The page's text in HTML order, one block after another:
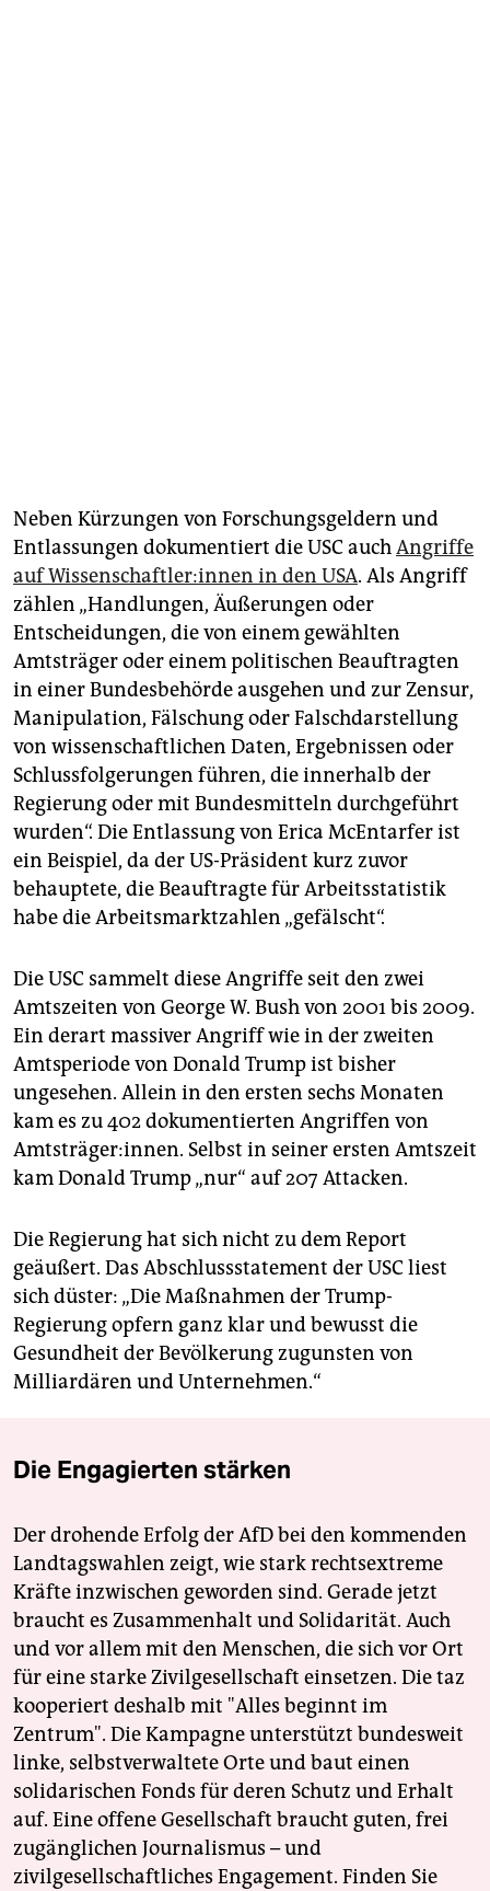
Neben Kürzungen von Forschungsgeldern und
Entlassungen dokumentiert die USC auchAngriffe
auf Wis­sen­schaft­le­r:in­nen in den USA. Als Angriff
zählen „Handlungen, Äußerungen oder
Entscheidungen, die von einem gewählten
Amtsträger oder einem politischen Beauftragten
in einer Bundesbehörde ausgehen und zur Zensur,
Manipulation, Fälschung oder Falschdarstellung
von wissenschaftlichen Daten, Ergebnissen oder
Schlussfolgerungen führen, die innerhalb der
Regierung oder mit Bundesmitteln durchgeführt
wurden“. Die Entlassung von Erica McEntarfer ist
ein Beispiel, da der US-Präsident kurz zuvor
behauptete, die Beauftragte für Arbeitsstatistik
habe die Arbeitsmarktzahlen „gefälscht“.
Die USC sammelt diese Angriffe seit den zwei
Amtszeiten von George W. Bush von 2001 bis 2009.
Ein derart massiver Angriff wie in der zweiten
Amtsperiode von Donald Trump ist bisher
ungesehen. Allein in den ersten sechs Monaten
kam es zu 402 dokumentierten Angriffen von
Amtsträger:innen. Selbst in seiner ersten Amtszeit
kam Donald Trump „nur“ auf 207 Attacken.
Die Regierung hat sich nicht zu dem Report
geäußert. Das Abschlussstatement der USC liest
sich düster: „Die Maßnahmen der Trump-
Regierung opfern ganz klar und bewusst die
Gesundheit der Bevölkerung zugunsten von
Milliardären und Unternehmen.“
Die Engagierten stärken
Der drohende Erfolg der AfD bei den kommenden
Landtagswahlen zeigt, wie stark rechtsextreme
Kräfte inzwischen geworden sind. Gerade jetzt
braucht es Zusammenhalt und Solidarität. Auch
und vor allem mit den Menschen, die sich vor Ort
für eine starke Zivilgesellschaft einsetzen. Die taz
kooperiert deshalb mit "Alles beginnt im
Zentrum". Die Kampagne unterstützt bundesweit
linke, selbstverwaltete Orte und baut einen
solidarischen Fonds für deren Schutz und Erhalt
auf. Eine offene Gesellschaft braucht guten, frei
zugänglichen Journalismus – und
zivilgesellschaftliches Engagement. Finden Sie